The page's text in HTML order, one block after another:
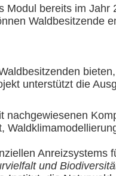
Modul bereits im Jahr
Waldbesitzende
unterstützt die
Anreizsystems
und